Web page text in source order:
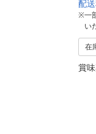
配
※一
い
在
賞